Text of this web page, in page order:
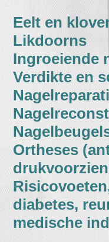
Eelt en
Likdoorns
Ingroeiende
Verdikte en
Ortheses
diabetes,
medische